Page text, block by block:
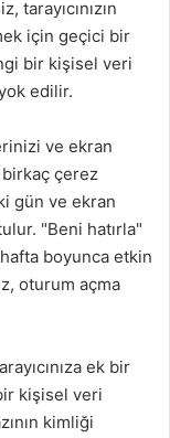
tarayıcınızın
için geçici bir
bir kişisel veri
yok edilir.
ve ekran
çerez
gün ve ekran
"Beni hatırla"
boyunca etkin
oturum açma
ek bir
kişisel veri
kimliği